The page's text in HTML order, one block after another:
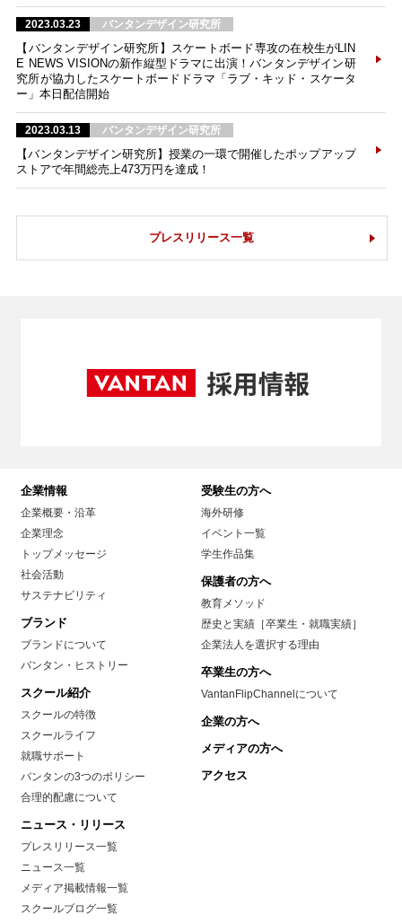
2023.03.23 バンタンデザイン研究所
【バンタンデザイン研究所】スケートボード専攻の在校生がLIN
E NEWS VISIONの新作縦型ドラマに出演！バンタンデザイン研
究所が協力したスケートボードドラマ「ラブ・キッド・スケータ
ー」本日配信開始
2023.03.13 バンタンデザイン研究所
【バンタンデザイン研究所】授業の一環で開催したポップアップ
ストアで年間総売上473万円を達成！
プレスリリース一覧
企業情報
企業概要・沿革
企業理念
トップメッセージ
社会活動
サステナビリティ
ブランド
ブランドについて
バンタン・ヒストリー
スクール紹介
スクールの特徴
スクールライフ
就職サポート
バンタンの3つのポリシー
合理的配慮について
ニュース・リリース
プレスリリース一覧
ニュース一覧
メディア掲載情報一覧
スクールブログ一覧
受験生の方へ
海外研修
イベント一覧
学生作品集
保護者の方へ
教育メソッド
歴史と実績［卒業生・就職実績］
企業法人を選択する理由
卒業生の方へ
VantanFlipChannelについて
企業の方へ
メディアの方へ
アクセス